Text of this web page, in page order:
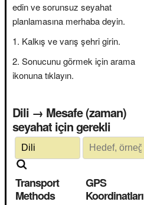
edin ve sorunsuz seyahat
planlamasına merhaba deyin.
Kalkış ve varış şehri girin.
Sonucunu görmek için arama
ikonuna tıklayın.
Dili → Mesafe (zaman)
seyahat için gerekli
Transport
Methods
GPS
Koordinatları